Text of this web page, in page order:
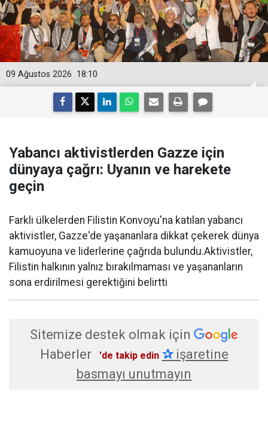
18:10
09 Ağustos 2026
Yabancı aktivistlerden Gazze için
dünyaya çağrı: Uyanın ve harekete
geçin
Farklı ülkelerden Filistin Konvoyu'na katılan yabancı
aktivistler, Gazze'de yaşananlara dikkat çekerek dünya
kamuoyuna ve liderlerine çağrıda bulundu.Aktivistler,
Filistin halkının yalnız bırakılmaması ve yaşananların
sona erdirilmesi gerektiğini belirtti
Sitemize destek olmak için
Haberler
'de takip edin ✰işaretine
basmayı unutmayın